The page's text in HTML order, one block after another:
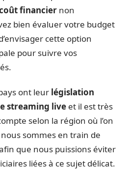
financier non
bien évaluer votre budget
cette option
pour suivre vos
ont leur législation
streaming live et il est très
selon la région où l’on
sommes en train de
que nous puissions éviter
liées à ce sujet délicat.